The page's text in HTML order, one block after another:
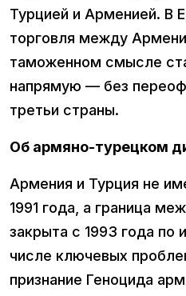
Турцией и Арменией. В
торговля между
таможенном смысле
напрямую — без
третьи страны.
Об армяно-турецком
Армения и Турция не
1991 года, а граница
закрыта с 1993 года по
числе ключевых
признание Геноцида